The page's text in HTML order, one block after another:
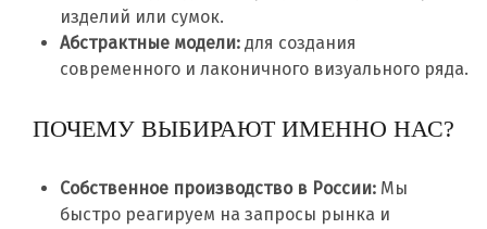
изделий или сумок.
Абстрактные модели: для создания
современного и лаконичного визуального ряда.
ПОЧЕМУ ВЫБИРАЮТ ИМЕННО НАС?
Собственное производство в России: Мы
быстро реагируем на запросы рынка и